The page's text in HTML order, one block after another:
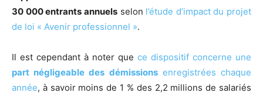
30 000 entrants annuelsselon l’étude d’impact du projet
de loi « Avenir professionnel ».
Il est cependant à noter que ce dispositif concerne une
part négligeable des démissionsenregistrées chaque
année, à savoir moins de 1 % des 2,2 millions de salariés